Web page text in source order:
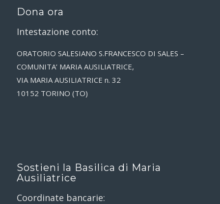
Dona ora
Intestazione conto:
ORATORIO SALESIANO S.FRANCESCO DI SALES –
COMUNITA’ MARIA AUSILIATRICE,
VIA MARIA AUSILIATRICE n. 32
10152 TORINO (TO)
Sostieni la Basilica di Maria
Ausiliatrice
Coordinate bancarie: